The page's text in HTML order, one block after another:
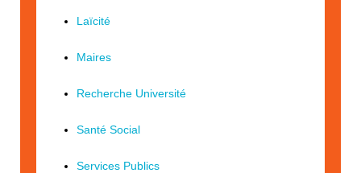
Laïcité
Maires
Recherche Université
Santé Social
Services Publics